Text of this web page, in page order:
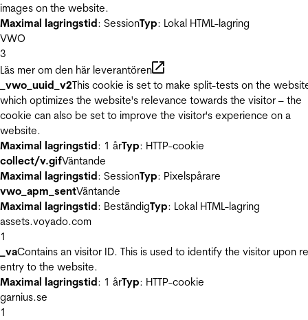
images on the website.
Maximal lagringstid: SessionTyp: Lokal HTML-lagring
VWO
3
Läs mer om den här leverantören
_vwo_uuid_v2This cookie is set to make split-tests on the
which optimizes the website's relevance towards the visitor – the
cookie can also be set to improve the visitor's experience on a
website.
Maximal lagringstid: 1 årTyp: HTTP-cookie
collect/v.gifVäntande
Maximal lagringstid: SessionTyp: Pixelspårare
vwo_apm_sentVäntande
Maximal lagringstid: BeständigTyp: Lokal HTML-lagring
assets.voyado.com
1
_vaContains an visitor ID. This is used to identify the visitor upon
entry to the website.
Maximal lagringstid: 1 årTyp: HTTP-cookie
garnius.se
1